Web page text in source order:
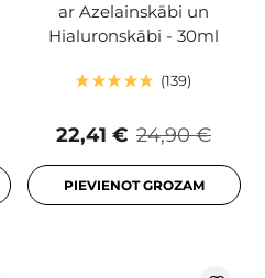
ar Azelainskābi un
Hialuronskābi - 30ml
139
24,90 €
22,41 €
PIEVIENOT GROZAM